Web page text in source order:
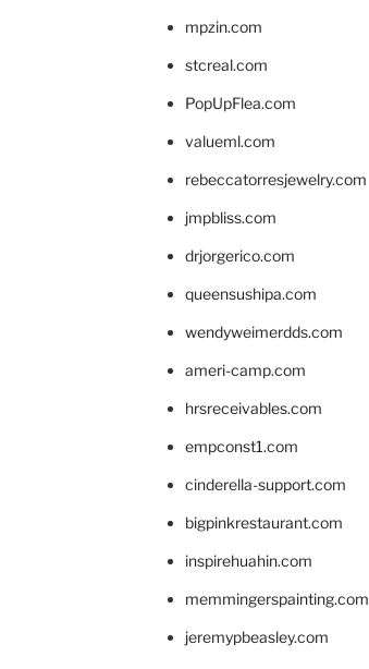
mpzin.com
stcreal.com
PopUpFlea.com
valueml.com
rebeccatorresjewelry.com
jmpbliss.com
drjorgerico.com
queensushipa.com
wendyweimerdds.com
ameri-camp.com
hrsreceivables.com
empconst1.com
cinderella-support.com
bigpinkrestaurant.com
inspirehuahin.com
memmingerspainting.com
jeremypbeasley.com